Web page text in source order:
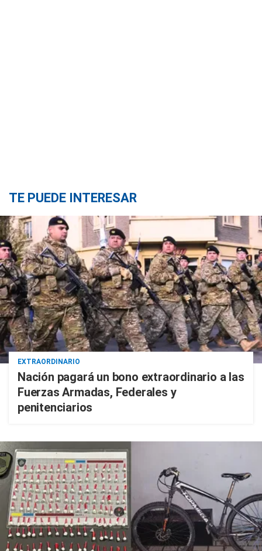
TE PUEDE INTERESAR
EXTRAORDINARIO
Nación pagará un bono extraordinario a las
Fuerzas Armadas, Federales y
penitenciarios